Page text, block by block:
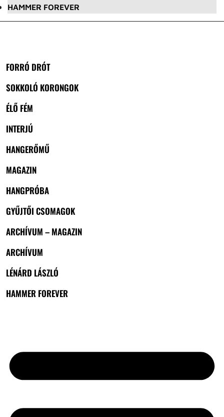
HAMMER FOREVER
FORRÓ DRÓT
SOKKOLÓ KORONGOK
ÉLŐ FÉM
INTERJÚ
HANGERŐMŰ
MAGAZIN
HANGPRÓBA
GYŰJTŐI CSOMAGOK
ARCHÍVUM – MAGAZIN
ARCHÍVUM
LÉNÁRD LÁSZLÓ
HAMMER FOREVER